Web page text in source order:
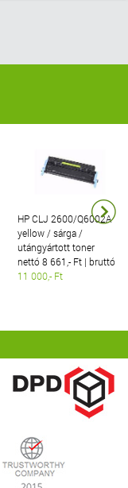
HP CLJ 2600/Q6002A
yellow / sárga /
utángyártott toner
nettó 8 661,- Ft | bruttó
11 000,- Ft